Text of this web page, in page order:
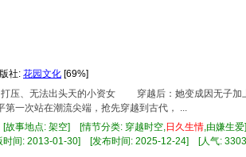
社: 花园文化 [69%]
压、无法出头天的小资女 穿越后：她变成因无子
次站在潮流尖端，抢先穿越到古代， ...
事地点: 架空] [情节分类: 穿越时空, 日久 生情 ,由嫌生
时间: 2013-01-30] [发布时间: 2025-12-24] [人气: